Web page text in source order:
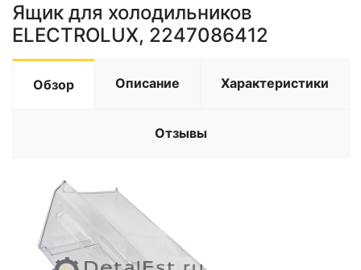
Ящик для холодильников
ELECTROLUX, 2247086412
Обзор Описание Характеристики
Отзывы